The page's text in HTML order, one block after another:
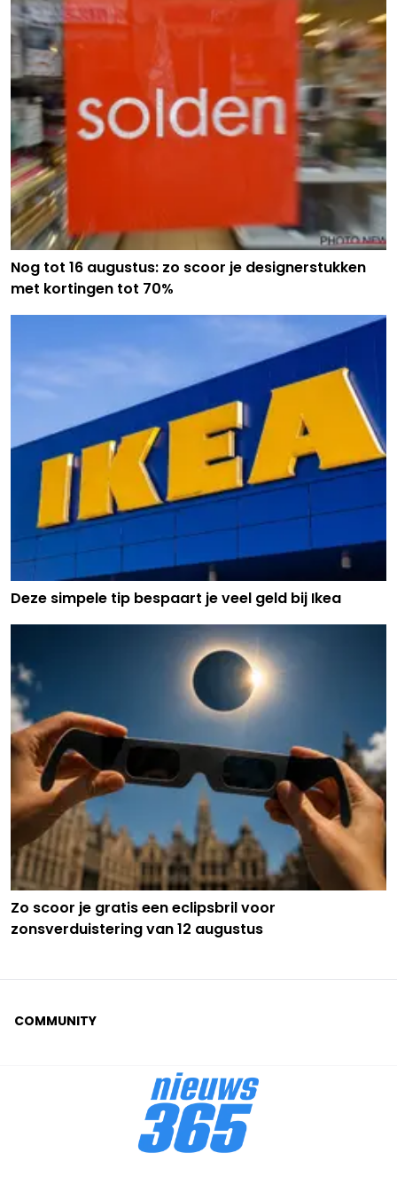
Nog tot 16 augustus: zo scoor je designerstukken
met kortingen tot 70%
Deze simpele tip bespaart je veel geld bij Ikea
Zo scoor je gratis een eclipsbril voor
zonsverduistering van 12 augustus
COMMUNITY